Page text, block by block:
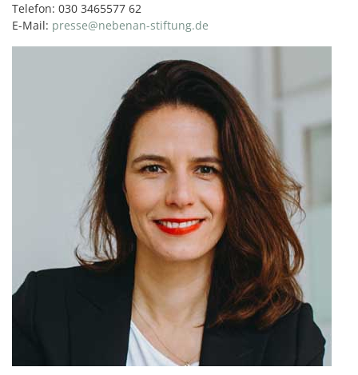
Telefon: 030 3465577 62
E-Mail: presse@nebenan-stiftung.de